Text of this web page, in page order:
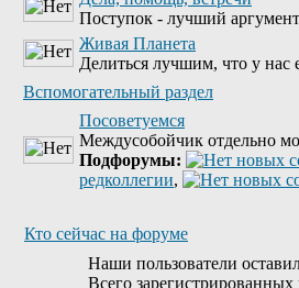
Поступок - лучший
Живая Планета
Делиться лучшим, что у нас
Вспомогательный раздел
Посоветуемся
Междусобойчик отдельно
Подфорумы:
редколлегии,
Кто сейчас на форуме
Наши пользователи
Всего зарегистрированных